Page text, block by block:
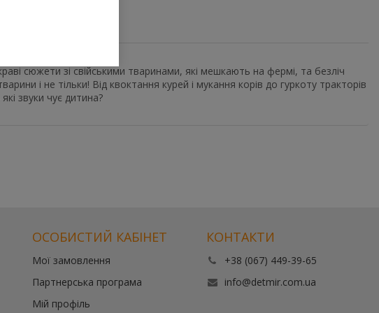
сюжети зі свійськими тваринами, які мешкають на фермі, та безліч
і не тільки! Від квоктання курей і мукання корів до гуркоту тракторів
звуки чує дитина?
ОСОБИСТИЙ КАБІНЕТ
Мої замовлення
Партнерська програма
Мій профіль
КОНТАКТИ
+38 (067) 449-39-65
info@detmir.com.ua